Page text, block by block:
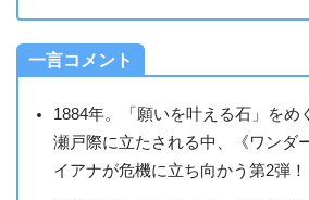
一言コメント
1884年。「願いを叶える石」をめ
瀬戸際に立たされる中、《ワンダ
イアナが危機に立ち向かう第2弾！